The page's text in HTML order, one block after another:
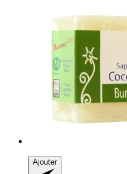
Ajouter